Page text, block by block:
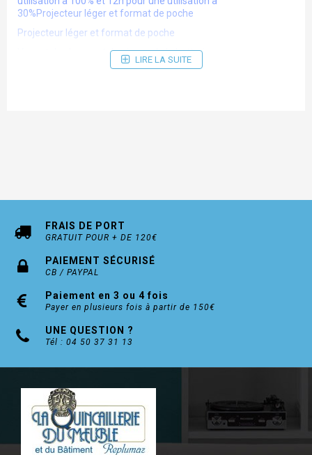
30%Projecteur léger et format de poche
Projecteur léger et format de poche
Voyant de charge et du niveau de la batterie
Une prise USB (possibilité chargement téléphone)
0 Évaluation : 0% ofAvis
5 star
3 star
1 star
Seuls les utilisateurs sauvegardés peuvent
soumettre leur avis. Veuillez
vous connecter
oucréer un compte
LIRE LA SUITE
FRAIS DE PORT
GRATUIT POUR + DE 120€
PAIEMENT SÉCURISÉ
CB / PAYPAL
Paiement en 3 ou 4 fois
Payer en plusieurs fois à partir de 150€
UNE QUESTION ?
Tél : 04 50 37 31 13